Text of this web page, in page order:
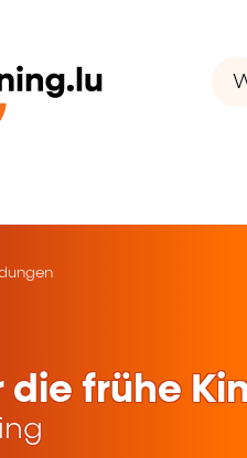
die frühe